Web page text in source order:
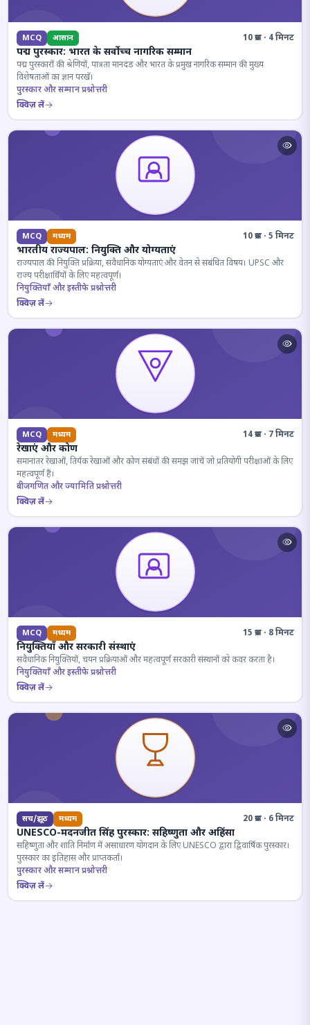
MCQ आसान 10 प्रश्न · 4 मिनट
पद्म पुरस्कार: भारत के सर्वोच्च नागरिक सम्मान
पद्म पुरस्कारों की श्रेणियों, पात्रता मानदंड और भारत के प्रमुख नागरिक सम्मान की मुख्य
विशेषताओं का ज्ञान परखें।
पुरस्कार और सम्मान प्रश्नोत्तरी
क्विज़ लें
MCQ मध्यम 10 प्रश्न · 5 मिनट
भारतीय राज्यपाल: नियुक्ति और योग्यताएं
राज्यपाल की नियुक्ति प्रक्रिया, संवैधानिक योग्यताएं और वेतन से संबंधित विषय। UPSC और
राज्य परीक्षार्थियों के लिए महत्वपूर्ण।
नियुक्तियाँ और इस्तीफे प्रश्नोत्तरी
क्विज़ लें
MCQ मध्यम 14 प्रश्न · 7 मिनट
रेखाएं और कोण
समानांतर रेखाओं, तिर्यक रेखाओं और कोण संबंधों की समझ जांचें जो प्रतियोगी परीक्षाओं के लिए
महत्वपूर्ण हैं।
बीजगणित और ज्यामिति प्रश्नोत्तरी
क्विज़ लें
MCQ मध्यम 15 प्रश्न · 8 मिनट
नियुक्तियाँ और सरकारी संस्थाएं
संवैधानिक नियुक्तियों, चयन प्रक्रियाओं और महत्वपूर्ण सरकारी संस्थानों को कवर करता है।
नियुक्तियाँ और इस्तीफे प्रश्नोत्तरी
क्विज़ लें
सच/झूठ मध्यम 20 प्रश्न · 6 मिनट
UNESCO-मदनजीत सिंह पुरस्कार: सहिष्णुता और अहिंसा
सहिष्णुता और शांति निर्माण में असाधारण योगदान के लिए UNESCO द्वारा द्विवार्षिक पुरस्कार।
पुरस्कार का इतिहास और प्राप्तकर्ता।
पुरस्कार और सम्मान प्रश्नोत्तरी
क्विज़ लें